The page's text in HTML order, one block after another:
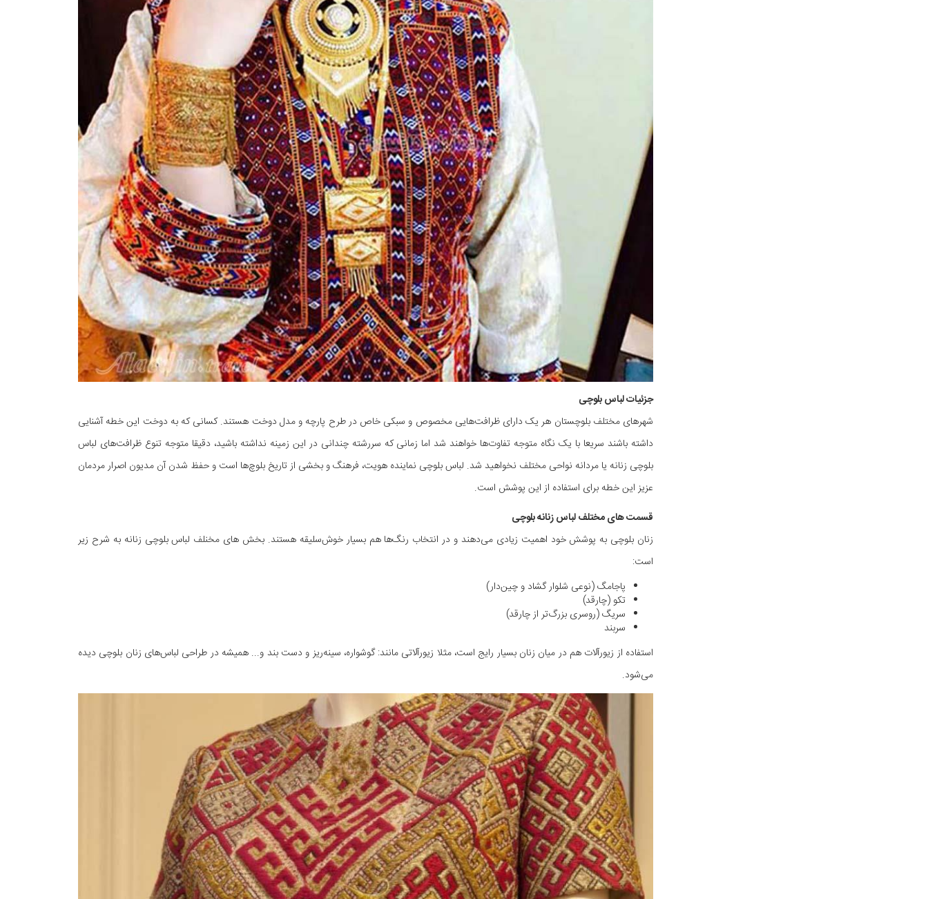
جزئیات لباس بلوچی
شهرهای مختلف بلوچستان هر یک دارای ظرافت‌هایی مخصوص و سبکی خاص در طرح پارچه و مدل دوخت هستند. کسانی که به دوخت این خطه آشنایی
داشته باشند سریعا با یک نگاه متوجه تفاوت‌ها خواهند شد اما زمانی که سررشته چندانی در این زمینه نداشته باشید، دقیقا متوجه تنوع ظرافت‌های لباس
بلوچی زنانه یا مردانه نواحی مختلف نخواهید شد. لباس بلوچی نماینده هویت، فرهنگ و بخشی از تاریخ بلوچ‌ها است و حفظ شدن آن مدیون اصرار مردمان
عزیز این خطه برای استفاده از این پوشش است.
قسمت های مختلف لباس زنانه بلوچی
زنان بلوچی به پوشش خود اهمیت زیادی می‌دهند و در انتخاب رنگ‌ها هم بسیار خوش‌سلیقه هستند. بخش های مخنلف لباس بلوچی زنانه به شرح زیر
است:
پاجامگ (نوعی شلوار گشاد و چین‌دار)
تکو (چارقد)
سریگ (روسری بزرگ‌تر از چارقد)
سربند
استفاده از زیورآلات هم در میان زنان بسیار رایج است، مثلا زیورآلاتی مانند: گوشواره، سینه‌ریز و دست بند و... همیشه در طراحی لباس‌های زنان بلوچی دیده
می‌شود.